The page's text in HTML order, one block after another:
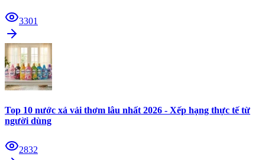
3301
Top 10 nước xả vải thơm lâu nhất 2026 - Xếp hạng thực tế từ
người dùng
2832